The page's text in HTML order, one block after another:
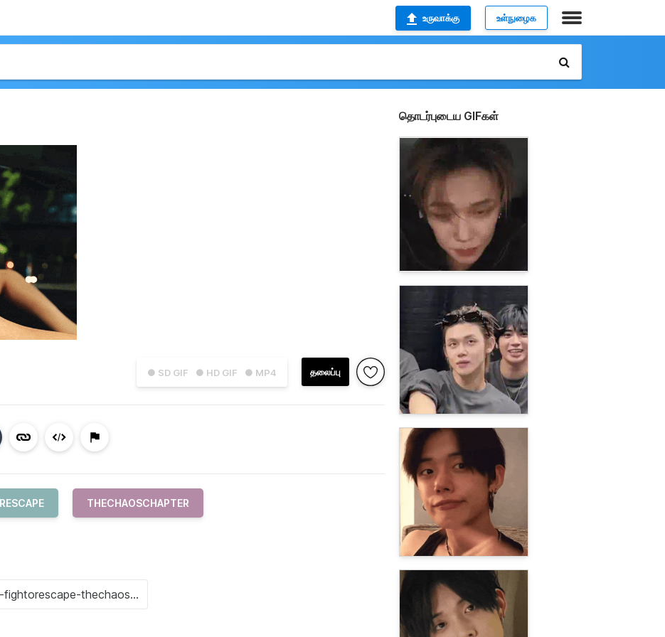
உருவாக்கு உள்நுழைக
● SD GIF ● HD GIF ● MP4 தலைப்பு
THECHAOSCHAPTER
தொடர்புடைய GIFகள்